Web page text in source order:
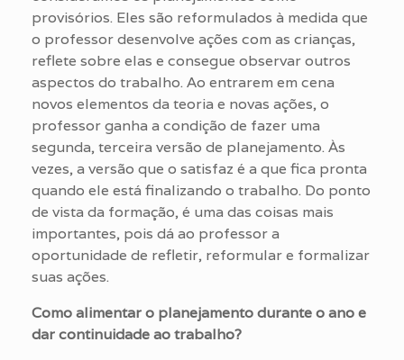
provisórios. Eles são reformulados à medida que
o professor desenvolve ações com as crianças,
reflete sobre elas e consegue observar outros
aspectos do trabalho. Ao entrarem em cena
novos elementos da teoria e novas ações, o
professor ganha a condição de fazer uma
segunda, terceira versão de planejamento. Às
vezes, a versão que o satisfaz é a que fica pronta
quando ele está finalizando o trabalho. Do ponto
de vista da formação, é uma das coisas mais
importantes, pois dá ao professor a
oportunidade de refletir, reformular e formalizar
suas ações.
Como alimentar o planejamento durante o ano e
dar continuidade ao trabalho?